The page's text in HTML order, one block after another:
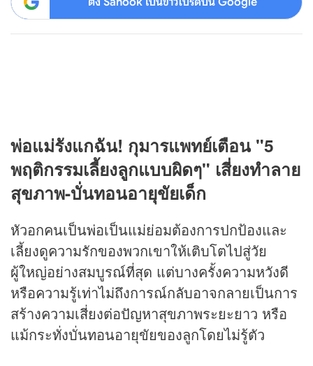
พ่อแม่รังแกฉัน! กุมารแพทย์เตือน "5
พฤติกรรมเลี้ยงลูกแบบผิดๆ" เสี่ยงทำลาย
สุขภาพ-บั่นทอนอายุขัยเด็ก
หัวอกคนเป็นพ่อเป็นแม่ย่อมต้องการปกป้องและ
เลี้ยงดูความรักของพวกเขาให้เติบโตไปสู่วัย
ผู้ใหญ่อย่างสมบูรณ์ที่สุด แต่บางครั้งความหวังดี
หรือความรู้เท่าไม่ถึงการณ์กลับอาจกลายเป็นการ
สร้างความเสี่ยงต่อปัญหาสุขภาพระยะยาว หรือ
แม้กระทั่งบั่นทอนอายุขัยของลูกโดยไม่รู้ตัว